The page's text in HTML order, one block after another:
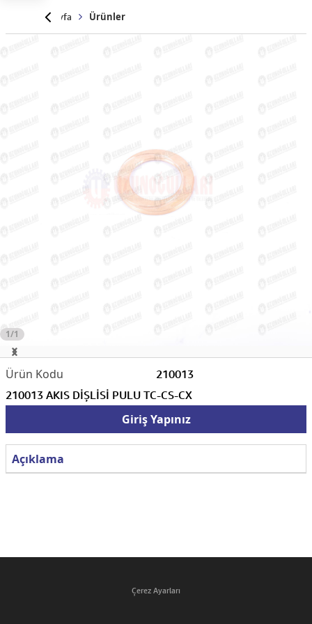
Anasayfa Ürünler
1/1
210013
210013 AKIS DİŞLİSİ PULU TC-CS-CX
Giriş Yapınız
Açıklama
Çerez Ayarları